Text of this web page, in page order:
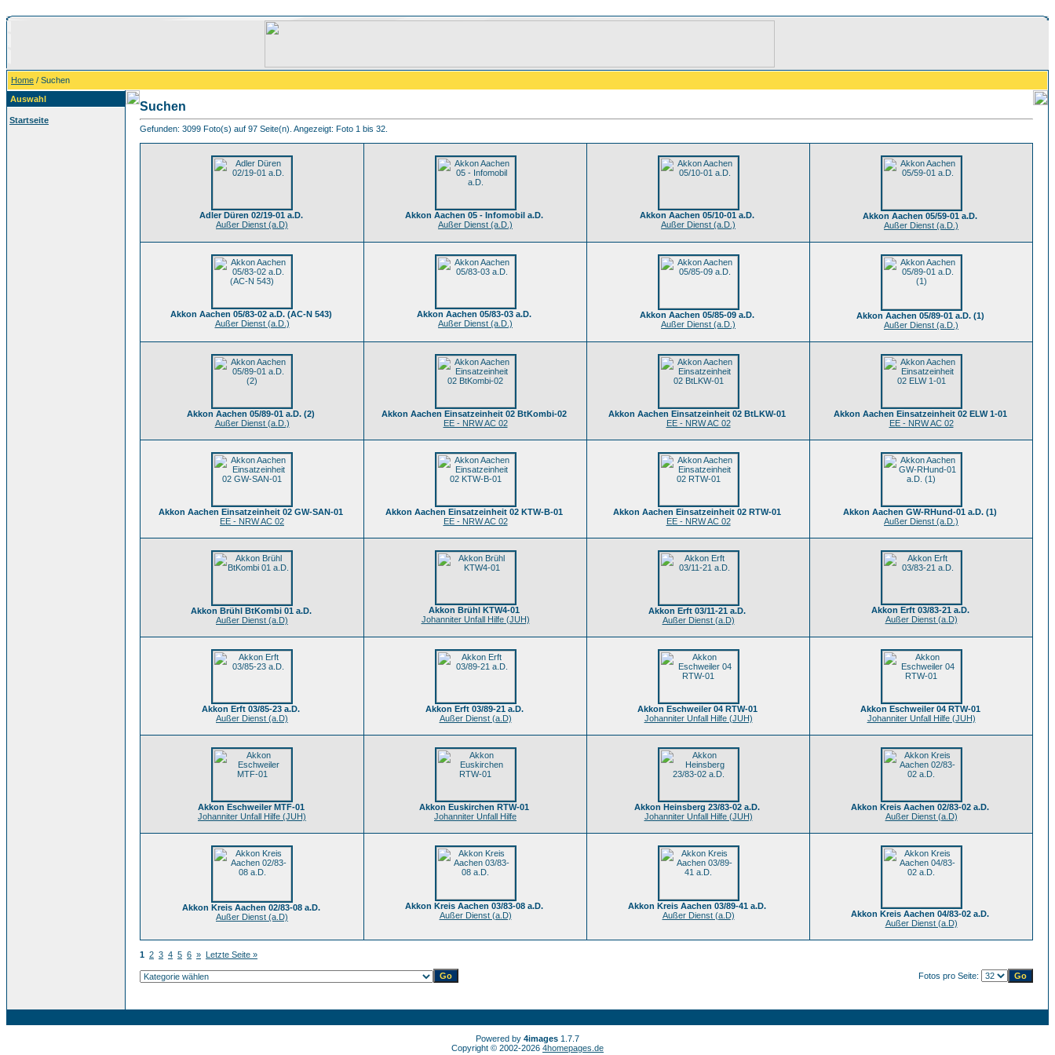
Home / Suchen
Auswahl
Startseite
Suchen
Gefunden: 3099 Foto(s) auf 97 Seite(n). Angezeigt: Foto 1 bis 32.
Adler Düren 02/19-01 a.D.
Außer Dienst (a.D)
Akkon Aachen 05 - Infomobil a.D.
Außer Dienst (a.D.)
Akkon Aachen 05/10-01 a.D.
Außer Dienst (a.D.)
Akkon Aachen 05/59-01 a.D.
Außer Dienst (a.D.)
Akkon Aachen 05/83-02 a.D. (AC-N 543)
Außer Dienst (a.D.)
Akkon Aachen 05/83-03 a.D.
Außer Dienst (a.D.)
Akkon Aachen 05/85-09 a.D.
Außer Dienst (a.D.)
Akkon Aachen 05/89-01 a.D. (1)
Außer Dienst (a.D.)
Akkon Aachen 05/89-01 a.D. (2)
Außer Dienst (a.D.)
Akkon Aachen Einsatzeinheit 02 BtKombi-02
EE - NRW AC 02
Akkon Aachen Einsatzeinheit 02 BtLKW-01
EE - NRW AC 02
Akkon Aachen Einsatzeinheit 02 ELW 1-01
EE - NRW AC 02
Akkon Aachen Einsatzeinheit 02 GW-SAN-01
EE - NRW AC 02
Akkon Aachen Einsatzeinheit 02 KTW-B-01
EE - NRW AC 02
Akkon Aachen Einsatzeinheit 02 RTW-01
EE - NRW AC 02
Akkon Aachen GW-RHund-01 a.D. (1)
Außer Dienst (a.D.)
Akkon Brühl BtKombi 01 a.D.
Außer Dienst (a.D)
Akkon Brühl KTW4-01
Johanniter Unfall Hilfe (JUH)
Akkon Erft 03/11-21 a.D.
Außer Dienst (a.D)
Akkon Erft 03/83-21 a.D.
Außer Dienst (a.D)
Akkon Erft 03/85-23 a.D.
Außer Dienst (a.D)
Akkon Erft 03/89-21 a.D.
Außer Dienst (a.D)
Akkon Eschweiler 04 RTW-01
Johanniter Unfall Hilfe (JUH)
Akkon Eschweiler 04 RTW-01
Johanniter Unfall Hilfe (JUH)
Akkon Eschweiler MTF-01
Johanniter Unfall Hilfe (JUH)
Akkon Euskirchen RTW-01
Johanniter Unfall Hilfe
Akkon Heinsberg 23/83-02 a.D.
Johanniter Unfall Hilfe (JUH)
Akkon Kreis Aachen 02/83-02 a.D.
Außer Dienst (a.D)
Akkon Kreis Aachen 02/83-08 a.D.
Außer Dienst (a.D)
Akkon Kreis Aachen 03/83-08 a.D.
Außer Dienst (a.D)
Akkon Kreis Aachen 03/89-41 a.D.
Außer Dienst (a.D)
Akkon Kreis Aachen 04/83-02 a.D.
Außer Dienst (a.D)
1 2 3 4 5 6 » Letzte Seite »
Fotos pro Seite:
Powered by 4images 1.7.7
Copyright © 2002-2026 4homepages.de